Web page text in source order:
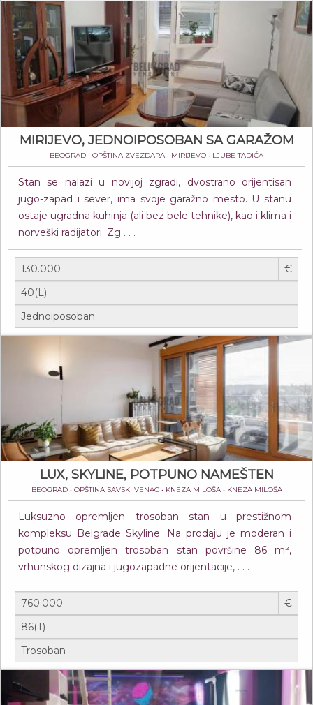
MIRIJEVO, JEDNOIPOSOBAN SA GARAŽOM
BEOGRAD • OPŠTINA ZVEZDARA • MIRIJEVO • LJUBE TADIĆA
Stan se nalazi u novijoj zgradi, dvostrano orijentisan
jugo-zapad i sever, ima svoje garažno mesto. U stanu
ostaje ugradna kuhinja (ali bez bele tehnike), kao i klima i
norveški radijatori. Zg . . .
€
LUX, SKYLINE, POTPUNO NAMEŠTEN
BEOGRAD • OPŠTINA SAVSKI VENAC • KNEZA MILOŠA • KNEZA MILOŠA
Luksuzno opremljen trosoban stan u prestižnom
kompleksu Belgrade Skyline. Na prodaju je moderan i
potpuno opremljen trosoban stan površine 86 m²,
vrhunskog dizajna i jugozapadne orijentacije, . . .
€